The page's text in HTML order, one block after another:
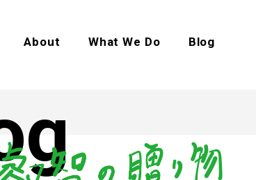
About What We Do Blog